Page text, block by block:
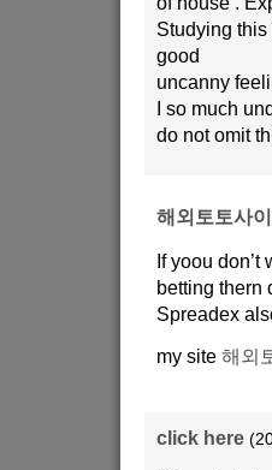
Studying this
good
uncanny
I so much
do not omit
해외토토사
If yoou don’t
betting thern
Spreadex
my site 해외
click here